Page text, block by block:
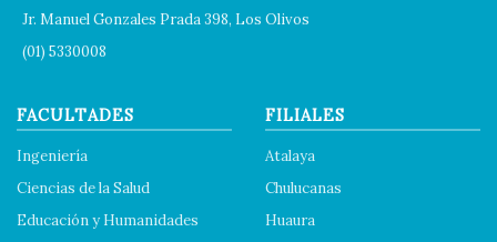
Jr. Manuel Gonzales Prada 398, Los Olivos
(01) 5330008
FACULTADES
Ingeniería
Ciencias de la Salud
Educación y Humanidades
FILIALES
Atalaya
Chulucanas
Huaura